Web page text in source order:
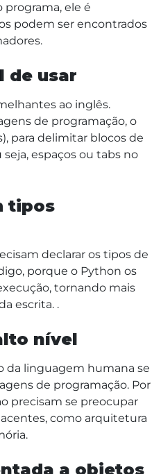
programa, ele é
podem ser encontrados
de usar
ao inglês.
de programação, o
para delimitar blocos de
espaços ou tabs no
tipos
declarar os tipos de
porque o Python os
tornando mais
escrita. .
nível
da linguagem humana se
de programação. Por
precisam se preocupar
como arquitetura
a objetos